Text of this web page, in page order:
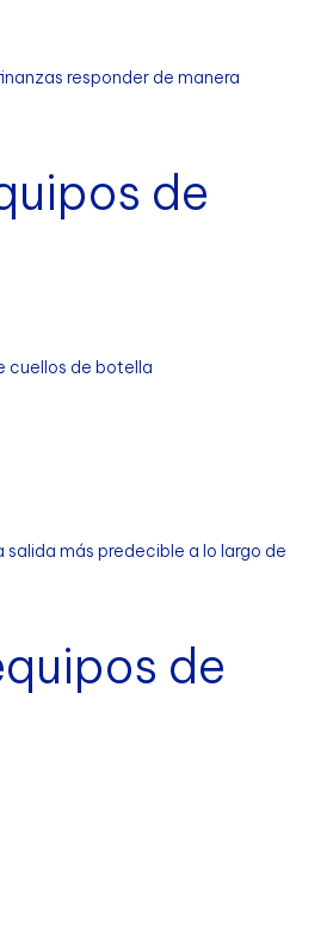
responder de manera
de
cuellos de botella
más predecible a lo largo de
de